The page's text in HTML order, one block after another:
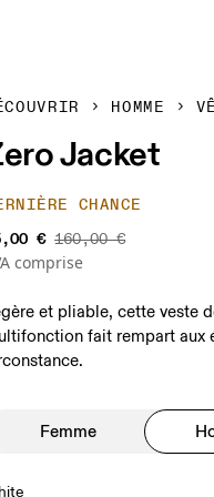
HOMME
Jacket
CHANCE
€ 160,00 €
comprise
et pliable, cette veste
fait rempart aux
Femme